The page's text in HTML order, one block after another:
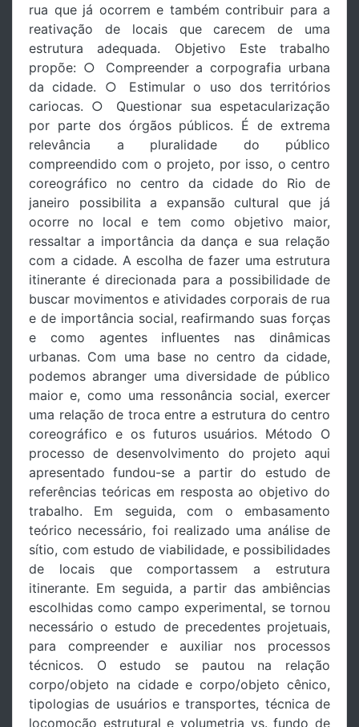
rua que já ocorrem e também contribuir para a
reativação de locais que carecem de uma
estrutura adequada. Objetivo Este trabalho
propõe: ○ Compreender a corpografia urbana
da cidade. ○ Estimular o uso dos territórios
cariocas. ○ Questionar sua espetacularização
por parte dos órgãos públicos. É de extrema
relevância a pluralidade do público
compreendido com o projeto, por isso, o centro
coreográfico no centro da cidade do Rio de
janeiro possibilita a expansão cultural que já
ocorre no local e tem como objetivo maior,
ressaltar a importância da dança e sua relação
com a cidade. A escolha de fazer uma estrutura
itinerante é direcionada para a possibilidade de
buscar movimentos e atividades corporais de rua
e de importância social, reafirmando suas forças
e como agentes influentes nas dinâmicas
urbanas. Com uma base no centro da cidade,
podemos abranger uma diversidade de público
maior e, como uma ressonância social, exercer
uma relação de troca entre a estrutura do centro
coreográfico e os futuros usuários. Método O
processo de desenvolvimento do projeto aqui
apresentado fundou-se a partir do estudo de
referências teóricas em resposta ao objetivo do
trabalho. Em seguida, com o embasamento
teórico necessário, foi realizado uma análise de
sítio, com estudo de viabilidade, e possibilidades
de locais que comportassem a estrutura
itinerante. Em seguida, a partir das ambiências
escolhidas como campo experimental, se tornou
necessário o estudo de precedentes projetuais,
para compreender e auxiliar nos processos
técnicos. O estudo se pautou na relação
corpo/objeto na cidade e corpo/objeto cênico,
tipologias de usuários e transportes, técnica de
locomoção estrutural e volumetria vs. fundo de